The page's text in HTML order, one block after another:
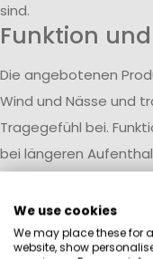
sind.
Funktion
Die angebotenen
Wind und Nässe und
Tragegefühl bei.
bei längeren
Ergänzung
We use cookies
We may place these for
website, show